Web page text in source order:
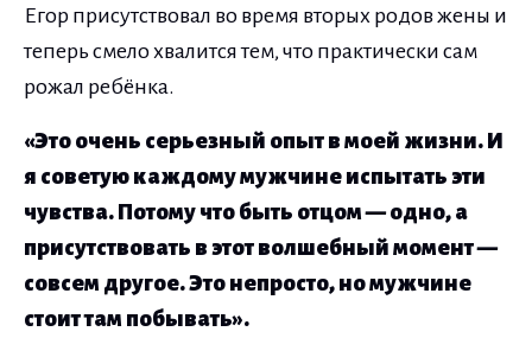
Егор присутствовал во время вторых родов жены и
теперь смело хвалится тем, что практически сам
рожал ребёнка.
«Это очень серьезный опыт в моей жизни. И
я советую каждому мужчине испытать эти
чувства. Потому что быть отцом — одно, а
присутствовать в этот волшебный момент —
совсем другое. Это непросто, но мужчине
стоит там побывать».